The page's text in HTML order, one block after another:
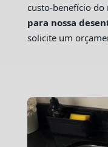
custo-benefício do
para nossa
solicite um